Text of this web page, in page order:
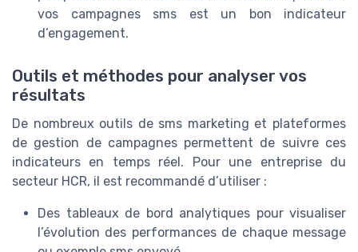
vos campagnes sms est un bon indicateur
d’engagement.
Outils et méthodes pour analyser vos
résultats
De nombreux outils de sms marketing et plateformes
de gestion de campagnes permettent de suivre ces
indicateurs en temps réel. Pour une entreprise du
secteur HCR, il est recommandé d’utiliser :
Des tableaux de bord analytiques pour visualiser
l’évolution des performances de chaque message